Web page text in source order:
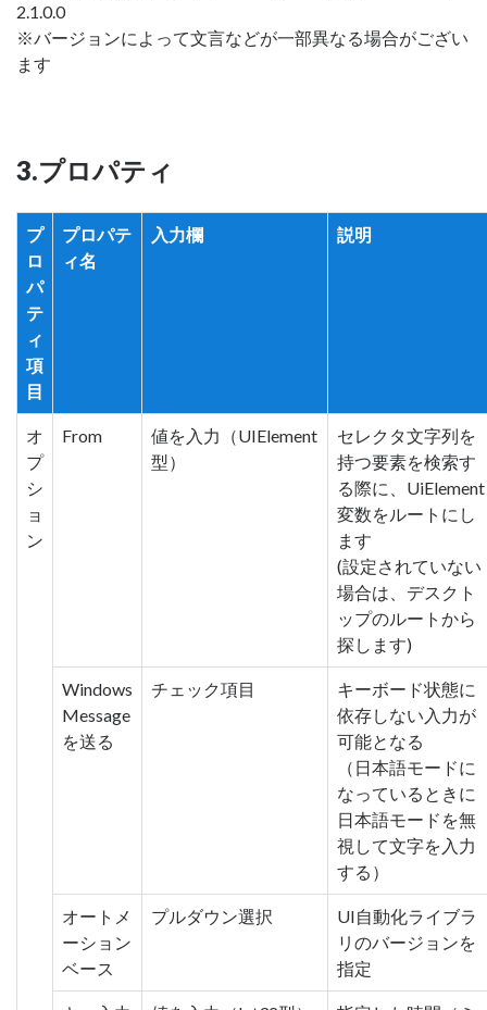
2.1.0.0
※バージョンによって文言などが一部異なる場合がござい
ます
3.プロパティ
プ
ロ
パ
テ
ィ
項
目
プロパテ
ィ名
入力欄 説明
オ
プ
シ
ョ
ン
From
値を入力（UIElement
型）
セレクタ文字列を
持つ要素を検索す
る際に、UiElement
変数をルートにし
ます
(設定されていない
場合は、デスクト
ップのルートから
探します)
Windows
Message
を送る
チェック項目
キーボード状態に
依存しない入力が
可能となる
（日本語モードに
なっているときに
日本語モードを無
視して文字を入力
する）
オートメ
ーション
ベース
プルダウン選択
UI自動化ライブラ
リのバージョンを
指定